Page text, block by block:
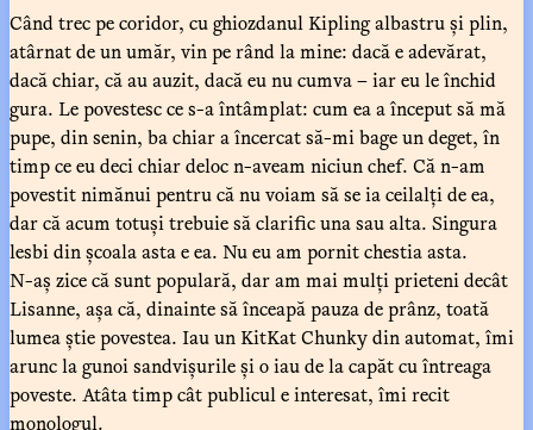
Când trec pe coridor, cu ghiozdanul Kipling albastru și plin,
atârnat de un umăr, vin pe rând la mine: dacă e adevărat,
dacă chiar, că au auzit, dacă eu nu cumva – iar eu le închid
gura. Le povestesc ce s-a întâmplat: cum ea a început să mă
pupe, din senin, ba chiar a încercat să-mi bage un deget, în
timp ce eu deci chiar deloc n-aveam niciun chef. Că n-am
povestit nimănui pentru că nu voiam să se ia ceilalți de ea,
dar că acum totuși trebuie să clarific una sau alta. Singura
lesbi din școala asta e ea. Nu eu am pornit chestia asta.
N-aș zice că sunt populară, dar am mai mulți prieteni decât
Lisanne, așa că, dinainte să înceapă pauza de prânz, toată
lumea știe povestea. Iau un KitKat Chunky din automat, îmi
arunc la gunoi sandvișurile și o iau de la capăt cu întreaga
poveste. Atâta timp cât publicul e interesat, îmi recit
monologul.